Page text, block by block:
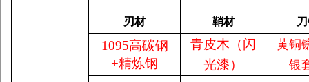
刃材 鞘材
1095高碳钢
+精炼钢
青皮木（闪
光漆）
黄铜
银